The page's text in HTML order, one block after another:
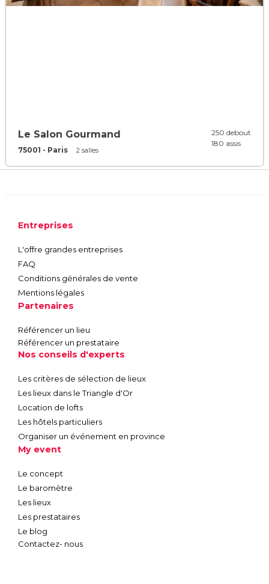
Le Salon Gourmand
75001 - Paris 2 salles
250 debout
180 assis
Entreprises
L'offre grandes entreprises
FAQ
Conditions générales de vente
Mentions légales
Partenaires
Référencer un lieu
Référencer un prestataire
Nos conseils d'experts
Les critères de sélection de lieux
Les lieux dans le Triangle d'Or
Location de lofts
Les hôtels particuliers
Organiser un événement en province
My event
Le concept
Le baromètre
Les lieux
Les prestataires
Le blog
Contactez- nous